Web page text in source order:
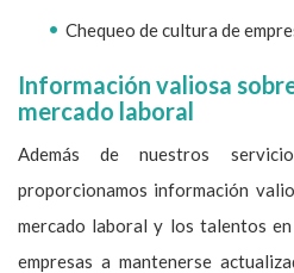
Chequeo de cultura de
Información valiosa
mercado laboral
Además de nuestros
proporcionamos información
mercado laboral y los talentos
empresas a mantenerse